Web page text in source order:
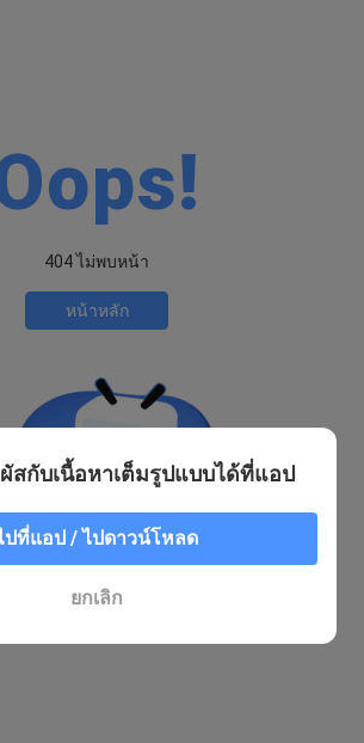
404 ไม่พบหน้า
หน้าหลัก
สกับเนื้อหาเต็มรูปแบบได้ที่แอป
ปที่แอป / ไปดาวน์โหลด
ยกเลิก